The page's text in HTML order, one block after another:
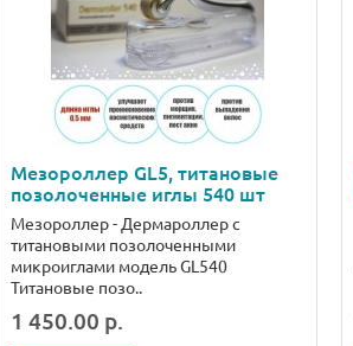
Мезороллер GL5, титановые
позолоченные иглы 540 шт
Мезороллер - Дермароллер с
титановыми позолоченными
микроиглами модель GL540
Титановые позо..
1 450.00 р.